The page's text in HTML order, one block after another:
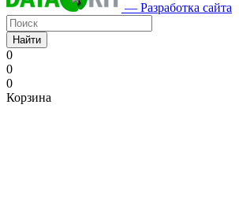
— Разработка сайта
Найти
0
0
0
Корзина